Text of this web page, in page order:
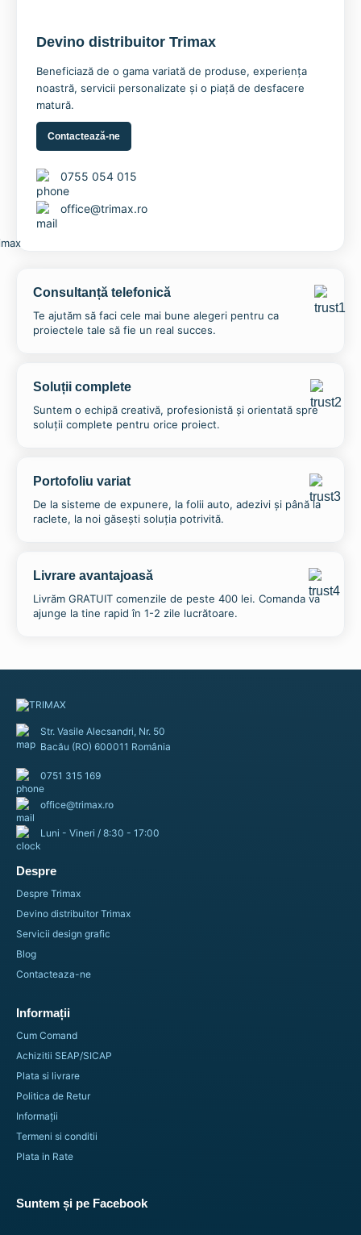
660,80lei
Adaugă în coș
Pupitru negru pentru conferințe
Adaugă în coș
Panou stradal antivant cu rama din lemn
1.263,57
Devino distribuitor Trimax
Beneficiază de o gama variată de produse, experiența
noastră, servicii personalizate și o piață de desfacere
matură.
Contactează-ne
0755 054 015
office@trimax.ro
Consultanță telefonică
Te ajutăm să faci cele mai bune alegeri pentru ca
proiectele tale să fie un real succes.
Soluții complete
Suntem o echipă creativă, profesionistă și orientată spre
soluții complete pentru orice proiect.
Portofoliu variat
De la sisteme de expunere, la folii auto, adezivi și până la
raclete, la noi găsești soluția potrivită.
Livrare avantajoasă
Livrăm GRATUIT comenzile de peste 400 lei. Comanda va
ajunge la tine rapid în 1-2 zile lucrătoare.
Str. Vasile Alecsandri, Nr. 50
Bacău (RO) 600011 România
0751 315 169
office@trimax.ro
Luni - Vineri / 8:30 - 17:00
Despre
Despre Trimax
Devino distribuitor Trimax
Servicii design grafic
Blog
Contacteaza-ne
Informații
Cum Comand
Achizitii SEAP/SICAP
Plata si livrare
Politica de Retur
Informații
Termeni si conditii
Plata in Rate
Suntem și pe Facebook